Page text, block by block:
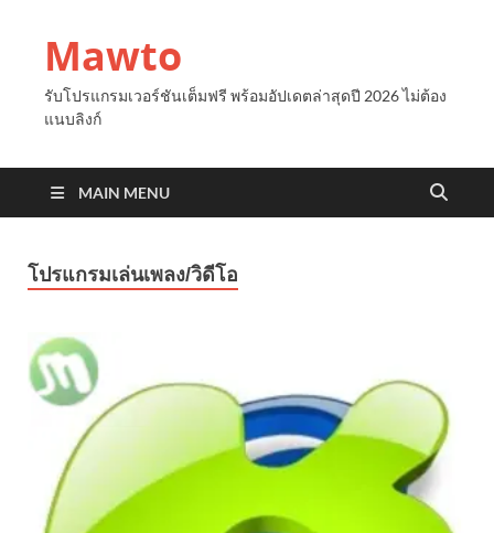
Mawto
รับโปรแกรมเวอร์ชันเต็มฟรี พร้อมอัปเดตล่าสุดปี 2026 ไม่ต้อง
แนบลิงก์
MAIN MENU
โปรแกรมเล่นเพลง/วิดีโอ